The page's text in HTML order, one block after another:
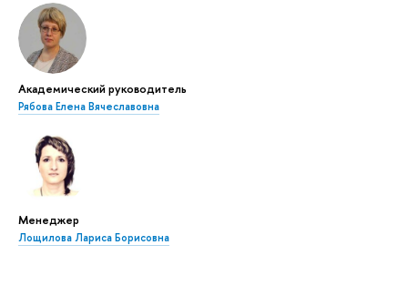
Академический руководитель
Рябова Елена Вячеславовна
Менеджер
Лощилова Лариса Борисовна